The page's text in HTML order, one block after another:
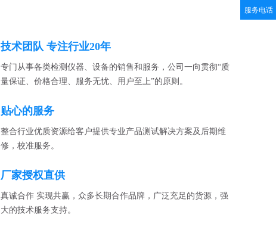
技术团队 专注行业20年
专门从事各类检测仪器、设备的销售和服务，公司一向贯彻“质
量保证、价格合理、服务无忧、用户至上”的原则。
贴心的服务
整合行业优质资源给客户提供专业产品测试解决方案及后期维
修，校准服务。
厂家授权直供
真诚合作 实现共赢，众多长期合作品牌，广泛充足的货源，强
大的技术服务支持。
服务电话